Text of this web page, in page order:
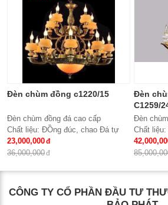
Đèn chùm đồng c1220/15
Đèn chùm đồng đá cao cấp
Chất liệu: ĐỒng đúc, chao Đá tự
nhiên
Số lượng tay : 15 tay
Bóng đèn: Bóng led tiết kiệm điện
E14*15
Bảo hành: 2 năm
23,000,000
36,000,000
Đèn
C1259/
Đèn
Chất
thạch
Số lượng
Bóng
Bảo
CÔNG TY CỔ PHẦN ĐẦU TƯ